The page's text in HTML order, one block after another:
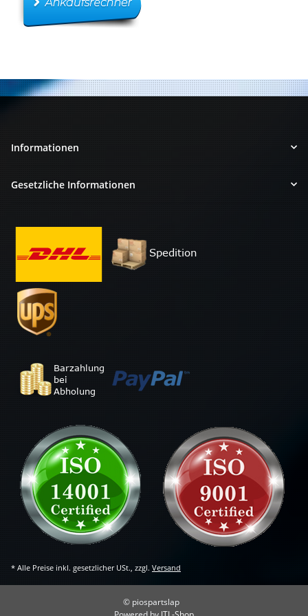
Informationen
Gesetzliche Informationen
* Alle Preise inkl. gesetzlicher USt., zzgl. Versand
© piospartslap